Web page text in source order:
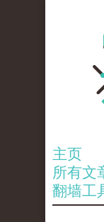
主页
所有文
翻墙工